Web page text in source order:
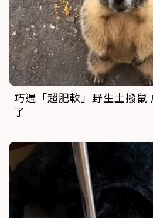
巧遇「超肥軟」野生土撥鼠
了